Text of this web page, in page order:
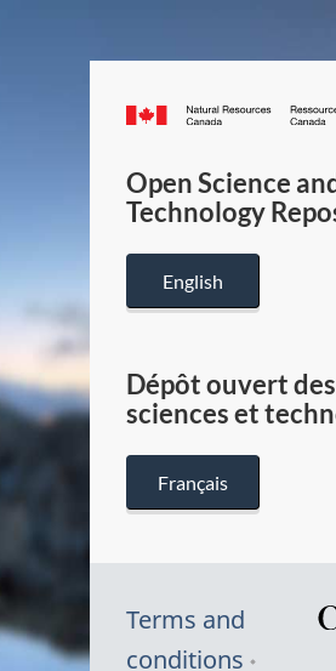
Canada.ca
Open Science
Technology
English
Dépôt ouvert des
sciences et
Français
Terms and
conditions